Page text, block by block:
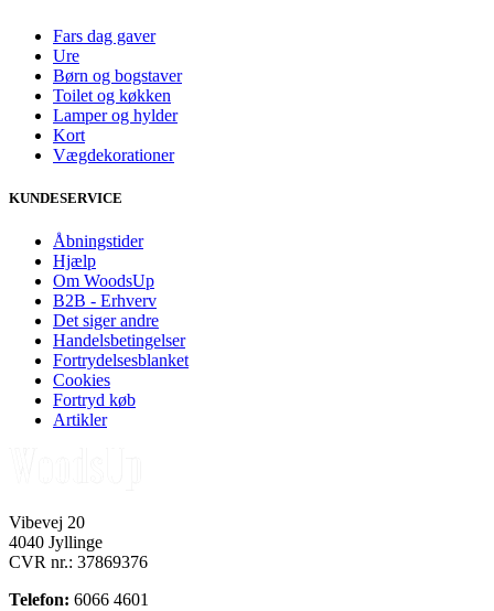
Fars dag gaver
Ure
Børn og bogstaver
Toilet og køkken
Lamper og hylder
Kort
Vægdekorationer
KUNDESERVICE
Åbningstider
Hjælp
Om WoodsUp
B2B - Erhverv
Det siger andre
Handelsbetingelser
Fortrydelsesblanket
Cookies
Fortryd køb
Artikler
Vibevej 20
4040 Jyllinge
CVR nr.: 37869376
Telefon: 6066 4601